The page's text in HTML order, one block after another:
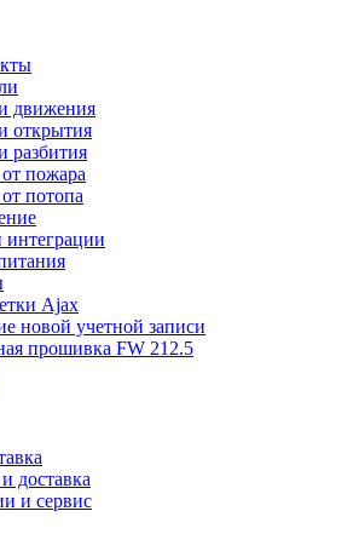
движения
открытия
разбития
пожара
потопа
Ajax
новой учетной записи
прошивка FW 212.5
доставка
и сервис